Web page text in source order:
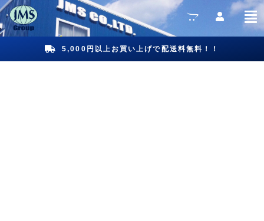
5,000円以上お買い上げで配送料無料！！